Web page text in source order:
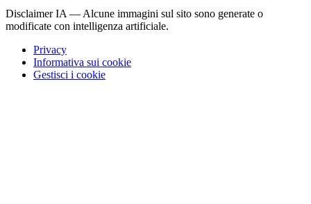
Disclaimer IA — Alcune immagini sul sito sono generate o
modificate con intelligenza artificiale.
Privacy
Informativa sui cookie
Gestisci i cookie